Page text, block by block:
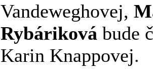
Vandeweghovej,
Rybáriková bude
Karin Knappovej.